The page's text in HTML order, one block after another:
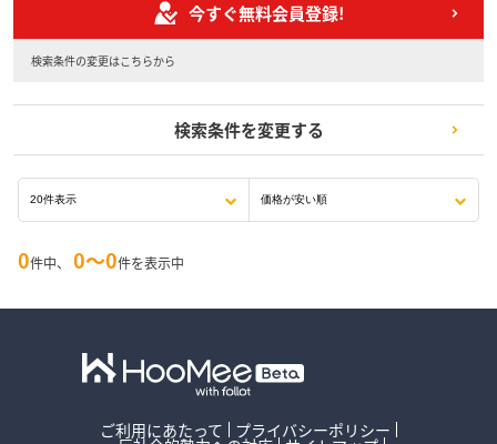
今すぐ無料会員登録!
検索条件の変更はこちらから
検索条件を変更する
0件中、 0〜0件を表示中
ご利用にあたって プライバシーポリシー